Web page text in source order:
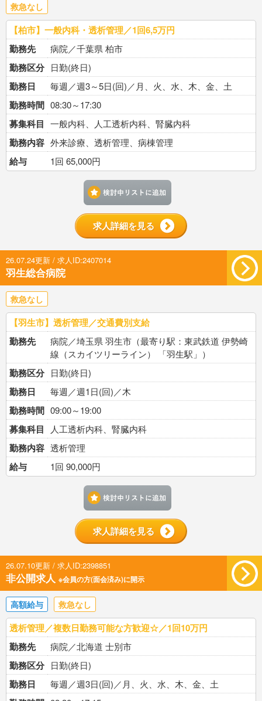
救急なし
【柏市】一般内科・透析管理／1回6,5万円
勤務先
病院／千葉県 柏市
勤務区分 日勤(終日)
勤務日 毎週／週3～5日(回)／月、火、水、木、金、土
勤務時間 08:30～17:30
募集科目 一般内科、人工透析内科、腎臓内科
勤務内容 外来診療、透析管理、病棟管理
給与 1回 65,000円
求人詳細を見る
26.07.24更新 / 求人ID:2407014
羽生総合病院
救急なし
【羽生市】透析管理／交通費別支給
勤務先
病院／埼玉県 羽生市（最寄り駅：東武鉄道 伊勢崎
線（スカイツリーライン） 「羽生駅」）
勤務区分 日勤(終日)
勤務日 毎週／週1日(回)／木
勤務時間 09:00～19:00
募集科目 人工透析内科、腎臓内科
勤務内容 透析管理
給与 1回 90,000円
求人詳細を見る
26.07.10更新 / 求人ID:2398851
非公開求人 ※会員の方(面会済み)に開示
高額給与 救急なし
透析管理／複数日勤務可能な方歓迎☆／1回10万円
勤務先
病院／北海道 士別市
勤務区分 日勤(終日)
勤務日 毎週／週3日(回)／月、火、水、木、金、土